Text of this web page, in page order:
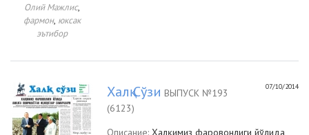
Олий Мажлис,
фармон, юксак
эътибор
07/10/2014
Халқ Сўзи ВЫПУСК №193
(6123)
Описание: Халқимиз фаровонлиги йўлида